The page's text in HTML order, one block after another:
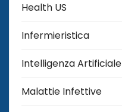
Health US
Infermieristica
Intelligenza Artificiale
Malattie Infettive